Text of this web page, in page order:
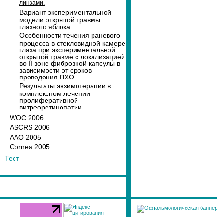
линзами.
Вариант экспериментальной
модели открытой травмы
глазного яблока.
Особенности течения раневого
процесса в стекловидной камере
глаза при экспериментальной
открытой травме с локализацией
во II зоне фиброзной капсулы в
зависимости от сроков
проведения ПХО.
Результаты энзимотерапии в
комплексном лечении
пролиферативной
витреоретинопатии.
WOC 2006
ASCRS 2006
AAO 2005
Cornea 2005
Тест